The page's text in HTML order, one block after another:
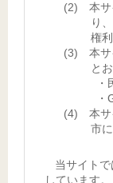
(2) 本サ
り
権
(3) 本サ
と
(4) 本サ
市
当サイト
しています。